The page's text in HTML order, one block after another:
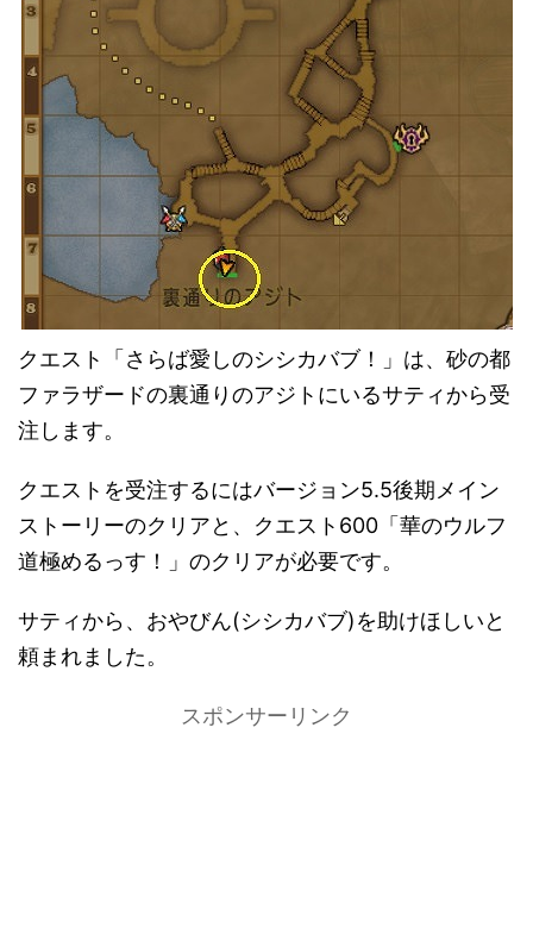
クエスト「さらば愛しのシシカバブ！」は、砂の都
ファラザードの裏通りのアジトにいるサティから受
注します。
クエストを受注するにはバージョン5.5後期メイン
ストーリーのクリアと、クエスト600「華のウルフ
道極めるっす！」のクリアが必要です。
サティから、おやびん(シシカバブ)を助けほしいと
頼まれました。
スポンサーリンク